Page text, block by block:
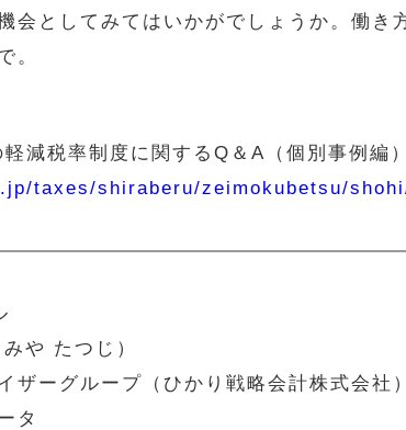
会としてみてはいかがでしょうか。働
。
減税率制度に関するQ＆A（個別事例編
taxes/shiraberu/zeimokubetsu/
や たつじ）
ザーグループ（ひかり戦略会計株式会社）
タ